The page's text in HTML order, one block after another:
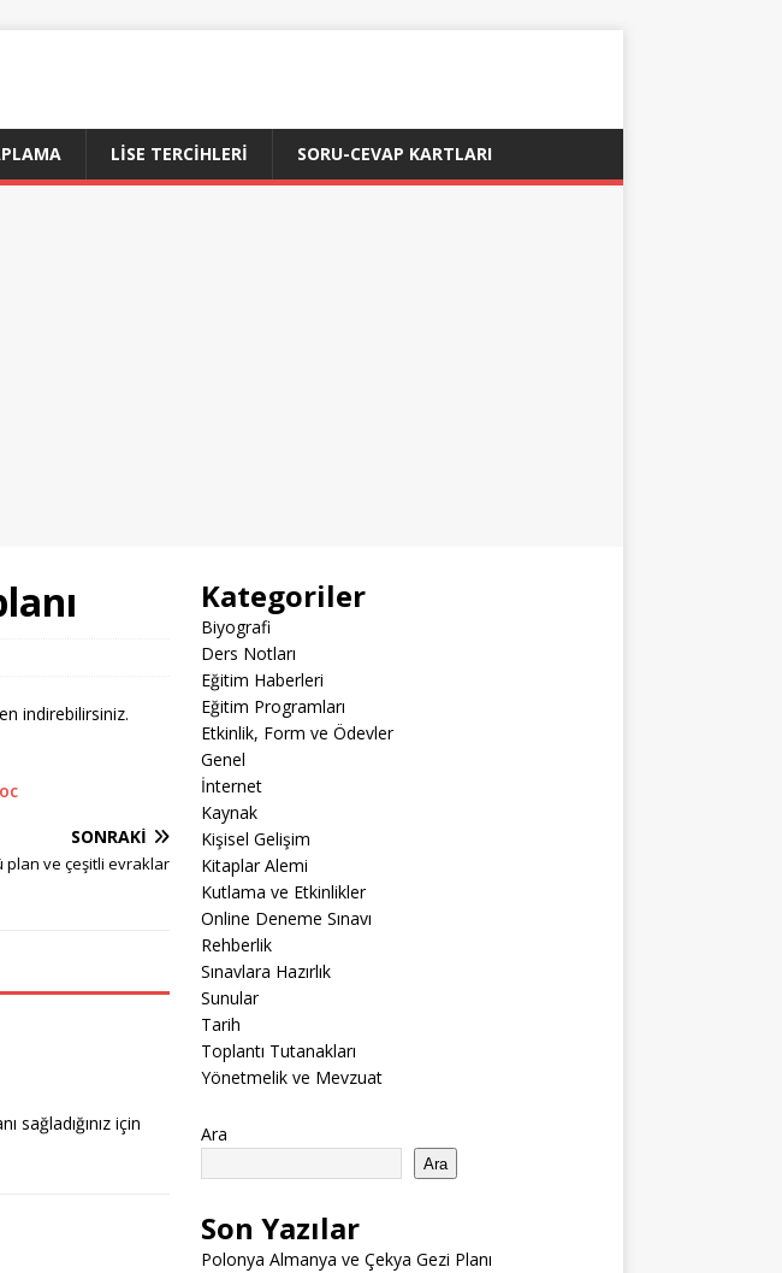
LİSE TERCİHLERİ SORU-CEVAP KARTLARI
indirebilirsiniz.
SONRAKI
plan ve çeşitli evraklar
sağladığınız için
Kategoriler
Biyografi
Ders Notları
Eğitim Haberleri
Eğitim Programları
Etkinlik, Form ve Ödevler
Genel
İnternet
Kaynak
Kişisel Gelişim
Kitaplar Alemi
Kutlama ve Etkinlikler
Online Deneme Sınavı
Rehberlik
Sınavlara Hazırlık
Sunular
Tarih
Toplantı Tutanakları
Yönetmelik ve Mevzuat
Ara
Ara
Son Yazılar
Polonya Almanya ve Çekya Gezi Planı